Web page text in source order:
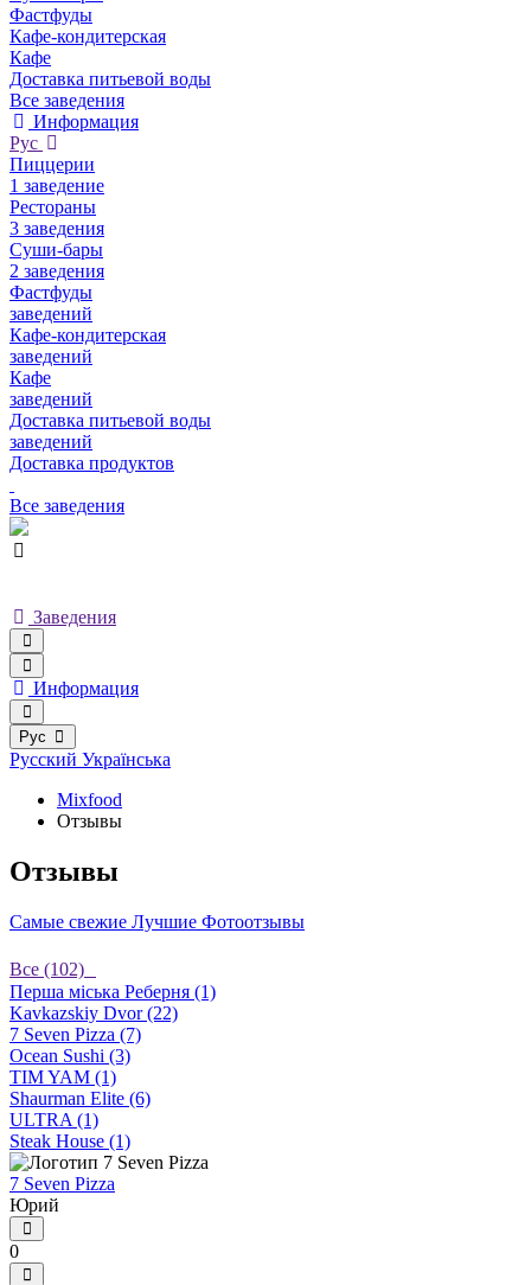
Фастфуды
Кафе-кондитерская
Кафе
Доставка питьевой воды
Все заведения
Информация
Рус
Пиццерии
1 заведение
Рестораны
3 заведения
Суши-бары
2 заведения
Фастфуды
заведений
Кафе-кондитерская
заведений
Кафе
заведений
Доставка питьевой воды
заведений
Доставка продуктов
Все заведения
Заведения
Информация
Рус
Русский Українська
Mixfood
Отзывы
Отзывы
Самые свежие Лучшие Фотоотзывы
Все (102)
Перша міська Реберня (1)
Kavkazskiy Dvor (22)
7 Seven Pizza (7)
Ocean Sushi (3)
TIM YAM (1)
Shaurman Elite (6)
ULTRA (1)
Steak House (1)
7 Seven Pizza
Юрий
0